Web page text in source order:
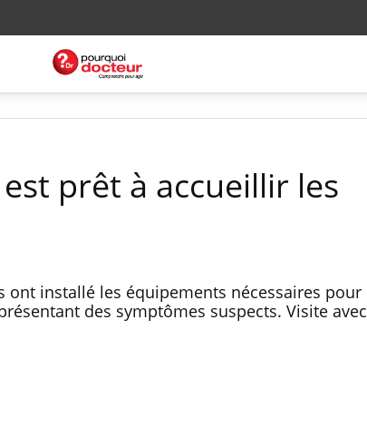
prêt à accueillir les
installé les équipements nécessaires pour
des symptômes suspects. Visite avec